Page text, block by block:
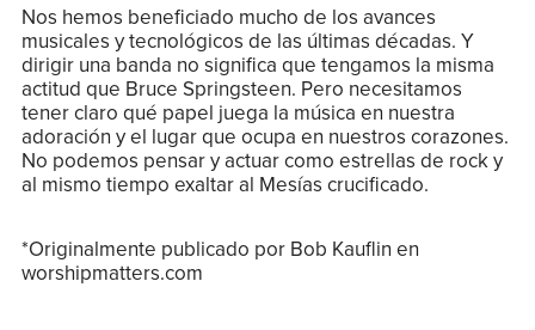
Nos hemos beneficiado mucho de los avances
musicales y tecnológicos de las últimas décadas. Y
dirigir una banda no significa que tengamos la misma
actitud que Bruce Springsteen. Pero necesitamos
tener claro qué papel juega la música en nuestra
adoración y el lugar que ocupa en nuestros corazones.
No podemos pensar y actuar como estrellas de rock y
al mismo tiempo exaltar al Mesías crucificado.
*Originalmente publicado por Bob Kauflin en
worshipmatters.com